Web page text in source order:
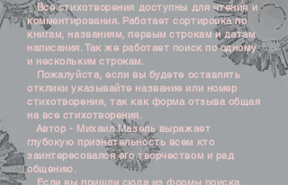
Все стихотворения доступны для чтения и
комментирования. Работает сортировка по
книгам, названиям, первым строкам и датам
написания. Так же работает поиск по одному
и нескольким строкам.
Пожалуйста, если вы будете оставлять
отклики указывайте название или номер
стихотворения, так как форма отзыва общая
на все стихотворения.
Автор - Михаил Мазель выражает
глубокую признательность всем кто
заинтересовался его творчеством и рад
общению.
Если вы пришли сюда из формы поиска,